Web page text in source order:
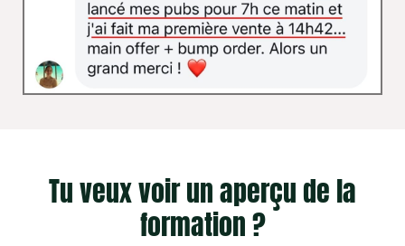
Tu veux voir un aperçu de la
formation ?